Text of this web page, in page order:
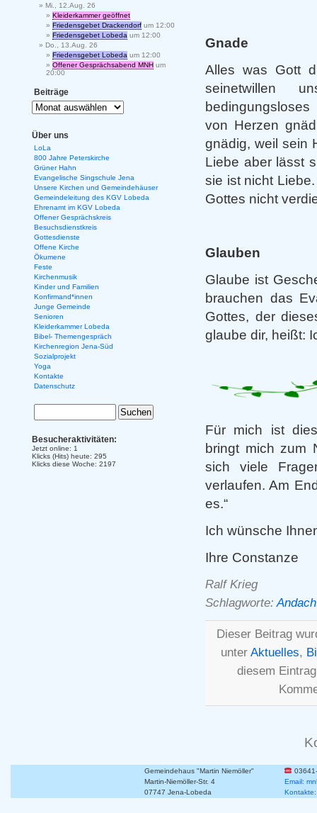
Gnade
Alles was Gott
seinetwillen
von Herzen
gnädig, weil sein
Liebe aber lässt
sie ist nicht
Gottes nicht
Glauben
Glaube ist
brauchen das
Gottes, der
glaube dir, heißt:
Für mich ist
bringt mich zum
sich viele
verlaufen. Am
es.“
Ich wünsche
Ihre Constanze
Ralf Krieg
Schlagworte:
Dieser Beitrag
unter Aktuelles,
diesem
Mi., 12.Aug. 26
Kleiderkammer geöffnet
Friedensgebet Drackendorf um 12:00
Friedensgebet Lobeda um 12:00
Do., 13.Aug. 26
Friedensgebet Lobeda um 12:00
Offener Gesprächsabend MNH um
20:00
Beiträge
Über uns
LoLa
800 Jahre Peterskirche
Grüner Hahn
Evangelische Singschule Jena
Unsere Kirchen und Gemeindehäuser
Gemeindeleitung des KGV Lobeda
Ehrenamt im KGV Lobeda
Offener Gesprächskreis
Besuchsdienstkreis
Gottesdienste
Offene Kirche
Ökumene
Feste
Kirchenmusik
Kinder und Familien
Konfirmand*innen
Junge Gemeinde
Senioren
Kleiderkammer Lobeda
Bibel- Themengespräch
Kirchenregion Jena-Süd
Sozialprojekt
Yoga
Kontakte
Datenschutz
Besucheraktivitäten:
Jetzt online: 1
Klicks (Hits) heute: 295
Klicks diese Woche: 2197
Gemeindehaus "Martin Niemöller"
Martin-Niemöller-Str. 4
Email:
07747 Jena-Lobeda